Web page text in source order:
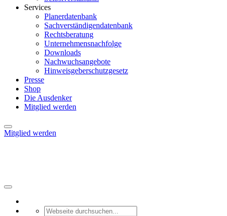
Services
Planerdatenbank
Sachverständigendatenbank
Rechtsberatung
Unternehmensnachfolge
Downloads
Nachwuchsangebote
Hinweisgeberschutzgesetz
Presse
Shop
Die Ausdenker
Mitglied werden
Mitglied werden